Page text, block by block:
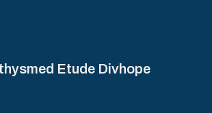
Etude Divhope